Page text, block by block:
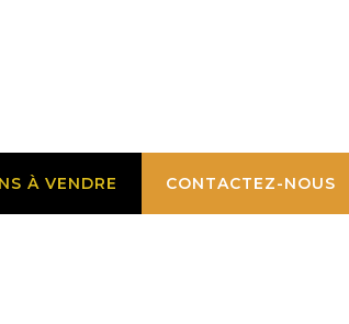
À VENDRE CONTACTEZ-NOUS